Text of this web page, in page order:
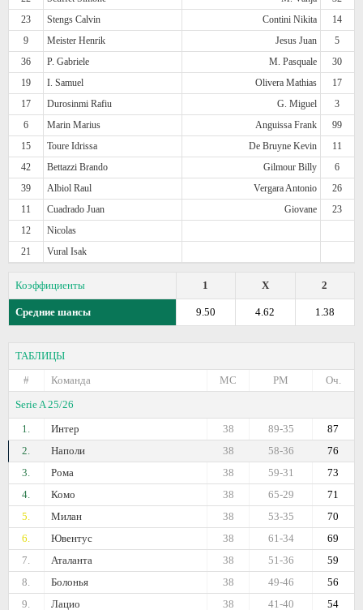
23
Stengs Calvin Contini Nikita
14
9
Meister Henrik Jesus Juan
5
36
P. Gabriele M. Pasquale
30
19
I. Samuel Olivera Mathias
17
17
Durosinmi Rafiu G. Miguel
3
6
Marin Marius Anguissa Frank
99
15
Toure Idrissa De Bruyne Kevin
11
42
Bettazzi Brando Gilmour Billy
6
39
Albiol Raul Vergara Antonio
26
11
Cuadrado Juan Giovane
23
12
Nicolas
21
Vural Isak
Коэффициенты 2
X
1
Средние шансы 1.38
4.62
9.50
ТАБЛИЦЫ
#
Команда Оч.
РМ
МС
Serie A 25/26
1.
Интер 87
89-35
38
2.
Наполи 76
58-36
38
3.
Рома 73
59-31
38
4.
Комо 71
65-29
38
5.
Милан 70
53-35
38
6.
Ювентус 69
61-34
38
7.
Аталанта 59
51-36
38
8.
Болонья 56
49-46
38
9.
Лацио 54
41-40
38